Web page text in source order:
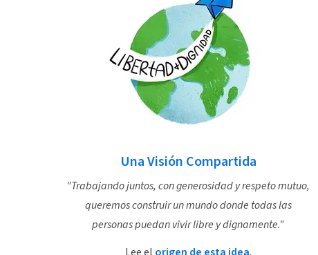
Una Visión Compartida
"Trabajando juntos, con generosidad y respeto mutuo,
queremos construir un mundo donde todas las
personas puedan vivir libre y dignamente."